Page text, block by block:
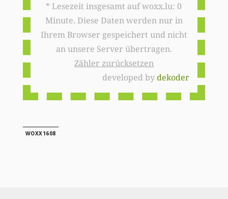
* Lesezeit insgesamt auf woxx.lu: 0
Minute. Diese Daten werden nur in
Ihrem Browser gespeichert und nicht
an unsere Server übertragen.
Zähler zurücksetzen
developed bydekoder
WOXX1608